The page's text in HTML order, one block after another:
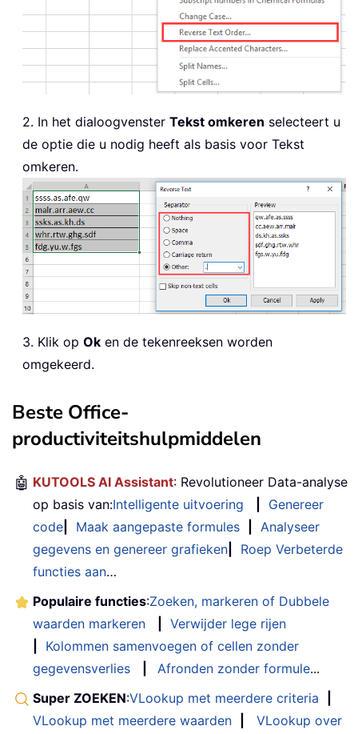
2. In het dialoogvenster Tekst omkeren selecteert u
de optie die u nodig heeft als basis voor Tekst
omkeren.
3. Klik op Ok en de tekenreeksen worden
omgekeerd.
Beste Office-
productiviteitshulpmiddelen
🤖 KUTOOLS AI Assistant: Revolutioneer Data-analyse
op basis van:Intelligente uitvoering
Genereer
code
Maak aangepaste formules
Analyseer
gegevens en genereer grafieken
Roep Verbeterde
functies aan…
Populaire functies:Zoeken, markeren of Dubbele
waarden markeren
Verwijder lege rijen
Kolommen samenvoegen of cellen zonder
gegevensverlies
Afronden zonder formule...
Super ZOEKEN:VLookup met meerdere criteria
VLookup met meerdere waarden
VLookup over